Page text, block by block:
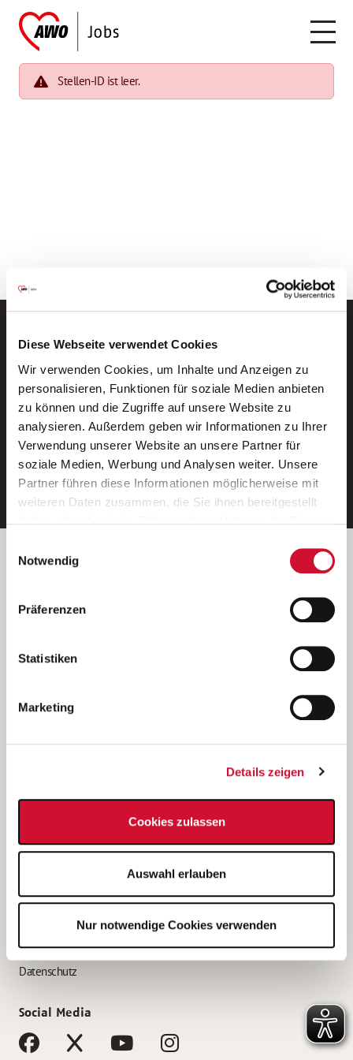
Diese Webseite verwendet Cookies
Wir verwenden Cookies, um Inhalte und Anzeigen zu
personalisieren, Funktionen für soziale Medien anbieten
zu können und die Zugriffe auf unsere Website zu
analysieren. Außerdem geben wir Informationen zu Ihrer
Verwendung unserer Website an unsere Partner für
soziale Medien, Werbung und Analysen weiter. Unsere
Partner führen diese Informationen möglicherweise mit
weiteren Daten zusammen, die Sie ihnen bereitgestellt
Wenn Sie auf „Cookies zulassen“ klicken, so stimmen
Sie der Speicherung sämtlicher Cookies zu. Sie können
Ihre Einwilligung selbstverständlich jederzeit widerrufen,
indem Sie die Cookie-Einstellungen aufrufen und diese
unsererDatenschutzerklärung
Notwendig
Präferenzen
Statistiken
Marketing
Details zeigen
Cookies zulassen
Auswahl erlauben
Nur notwendige Cookies verwenden
Stellen-ID ist leer.
Neue Stellen per E-Mail.
Ein kostenloser Service von AWO
Jobs.
E-Mail-Adresse eintragen
Betreiber der Webseite
Kantstraße 45a
(Ein Tochterunternehmen des AWO Bezirksverbandes Unterfranken
e.V.)
Bewerbung als Altenpflegehelfer*in
Bewerbung als Erzieher*in
AWO Gliederungen nach Bundesland
Impressum
Datenschutz
Social Media